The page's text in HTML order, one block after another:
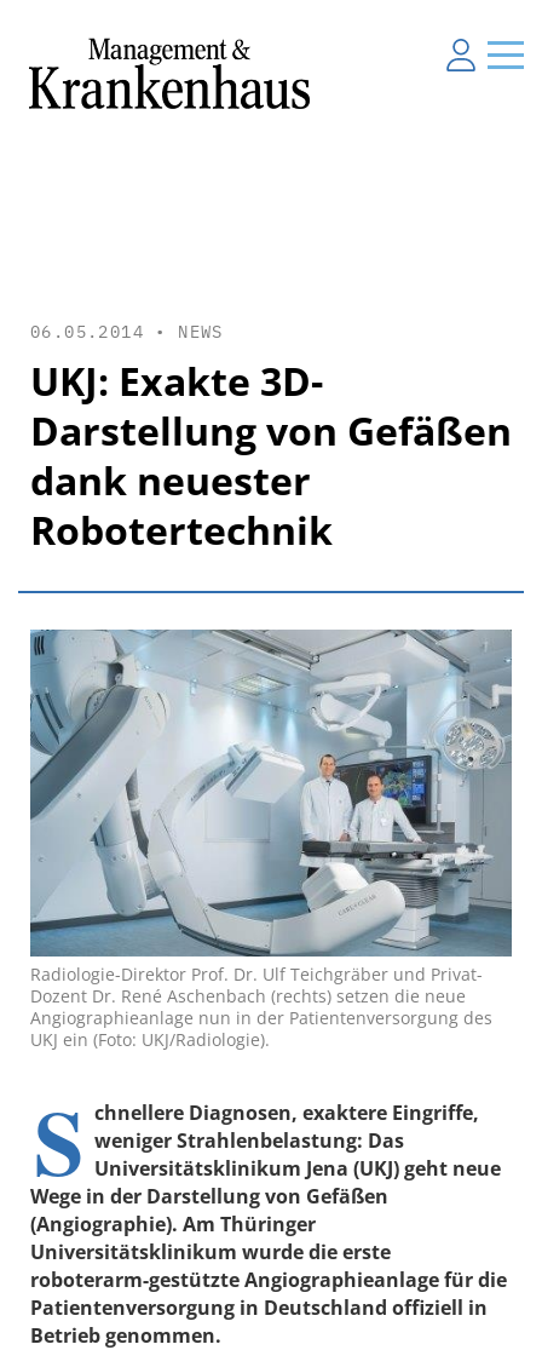
06.05.2014 • NEWS
UKJ: Exakte 3D-
Darstellung von Gefäßen
dank neuester
Robotertechnik
Radiologie-Direktor Prof. Dr. Ulf Teichgräber und Privat-
Dozent Dr. René Aschenbach (rechts) setzen die neue
Angiographieanlage nun in der Patientenversorgung des
UKJ ein (Foto: UKJ/Radiologie).
S chnellere Diagnosen, exaktere Eingriffe,
weniger Strahlenbelastung: Das
Universitätsklinikum Jena (UKJ) geht neue
Wege in der Darstellung von Gefäßen
(Angiographie). Am Thüringer
Universitätsklinikum wurde die erste
roboterarm-gestützte Angiographieanlage für die
Patientenversorgung in Deutschland offiziell in
Betrieb genommen.